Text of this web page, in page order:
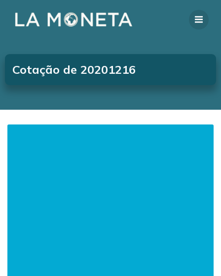
Cotação de 20201216